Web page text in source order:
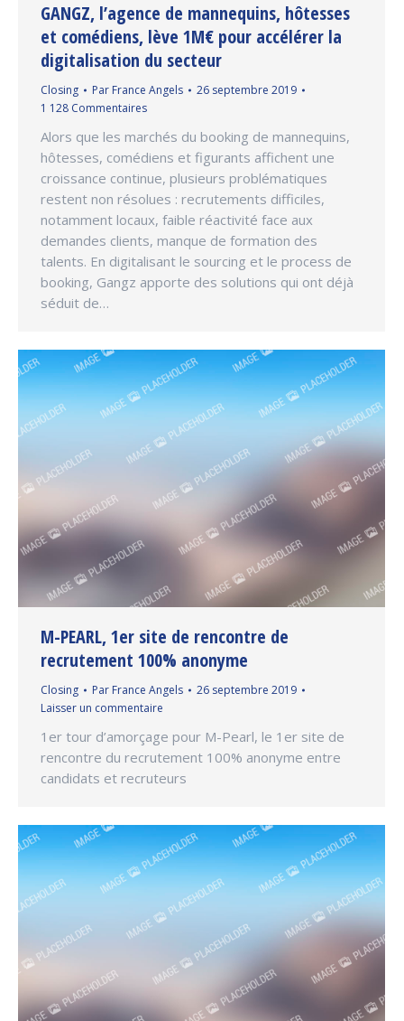
GANGZ, l’agence de mannequins, hôtesses
et comédiens, lève 1M€ pour accélérer la
digitalisation du secteur
Closing Par France Angels
26 septembre 2019
1 128 Commentaires
Alors que les marchés du booking de mannequins,
hôtesses, comédiens et figurants affichent une
croissance continue, plusieurs problématiques
restent non résolues : recrutements difficiles,
notamment locaux, faible réactivité face aux
demandes clients, manque de formation des
talents. En digitalisant le sourcing et le process de
booking, Gangz apporte des solutions qui ont déjà
séduit de…
M-PEARL, 1er site de rencontre de
recrutement 100% anonyme
Closing Par France Angels
26 septembre 2019
Laisser un commentaire
1er tour d’amorçage pour M-Pearl, le 1er site de
rencontre du recrutement 100% anonyme entre
candidats et recruteurs